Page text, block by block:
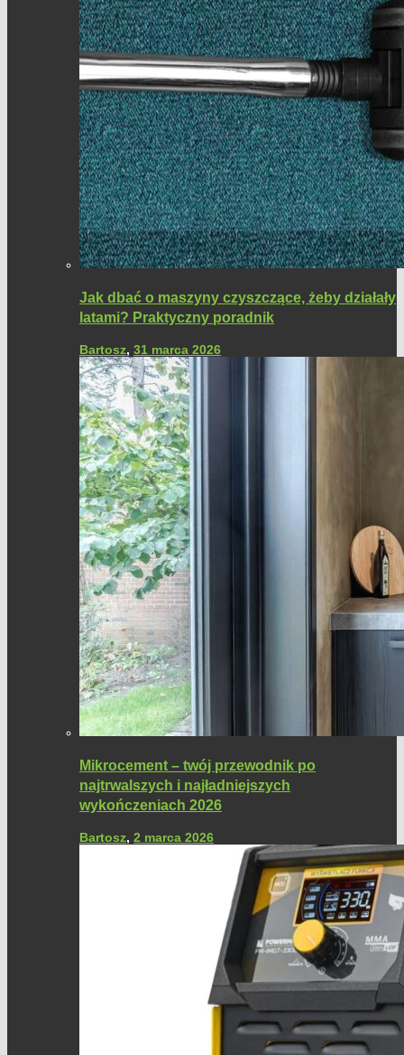
Jak dbać o maszyny czyszczące, żeby działały
latami? Praktyczny poradnik
Bartosz, 31 marca 2026
Mikrocement – twój przewodnik po
najtrwalszych i najładniejszych
wykończeniach 2026
Bartosz, 2 marca 2026